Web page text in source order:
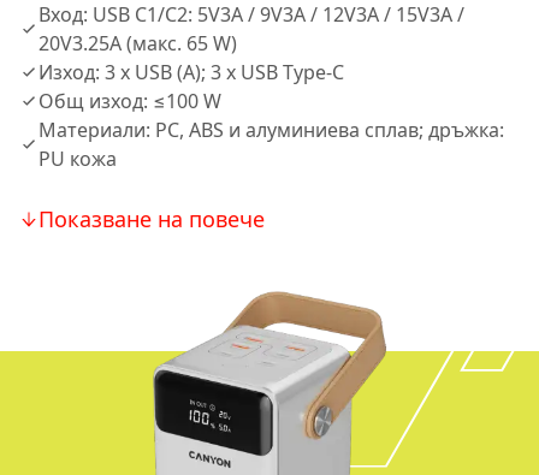
Вход: USB C1/C2: 5V3A / 9V3A / 12V3A / 15V3A /
20V3.25A (макс. 65 W)
Изход: 3 х USB (A); 3 х USB Type-C
Общ изход: ≤100 W
Материали: PC, ABS и алуминиева сплав; дръжка:
PU кожа
Показване на повече